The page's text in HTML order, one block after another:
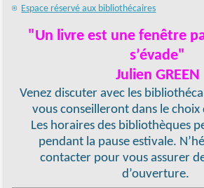
Espace réservé aux bibliothécaires
"Un livre est une fenêtre
s’évade"
Julien GREEN
Venez discuter avec les
vous conseilleront dans le choix
Les horaires des bibliothèques
pendant la pause estivale.
contacter pour vous assurer
d’ouverture.